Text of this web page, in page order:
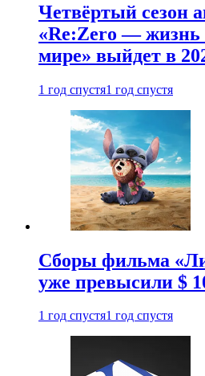
Четвёртый сезон
«Re:Zero — жизнь
мире» выйдет в
1 год спустя1 год спустя
Сборы фильма
уже превысили $
1 год спустя1 год спустя